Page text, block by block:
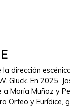
la dirección
Gluck. En 2025,
María Muñoz y
Orfeo y Eurídice,